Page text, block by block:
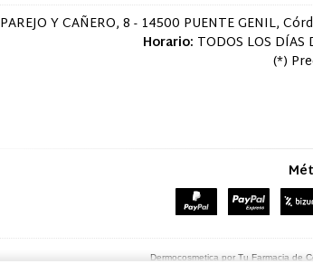
PAREJO Y CAÑERO, 8 - 14500 PUENTE GENIL,
Horario: TODOS LOS DÍAS
(*)
Dermocosmetica por Tu Farmacia de